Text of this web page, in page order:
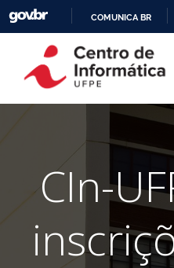
COMUNICA BR
CIn-